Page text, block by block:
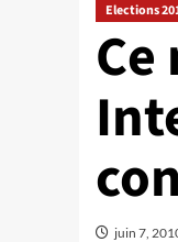
Elections
juin 7,